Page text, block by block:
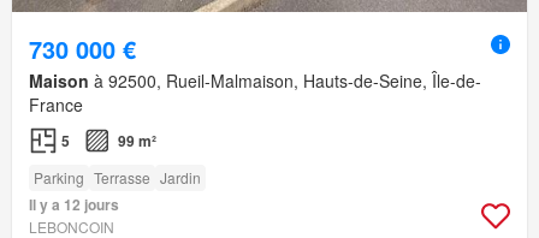
730 000 €
Maison à 92500, Rueil-Malmaison, Hauts-de-Seine, Île-de-
France
5 99 m²
Parking Terrasse Jardin
Il y a 12 jours
LEBONCOIN